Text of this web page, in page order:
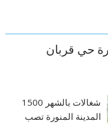
حي قربان
شغالات بالشهر 1500
المدينة المنورة تصب